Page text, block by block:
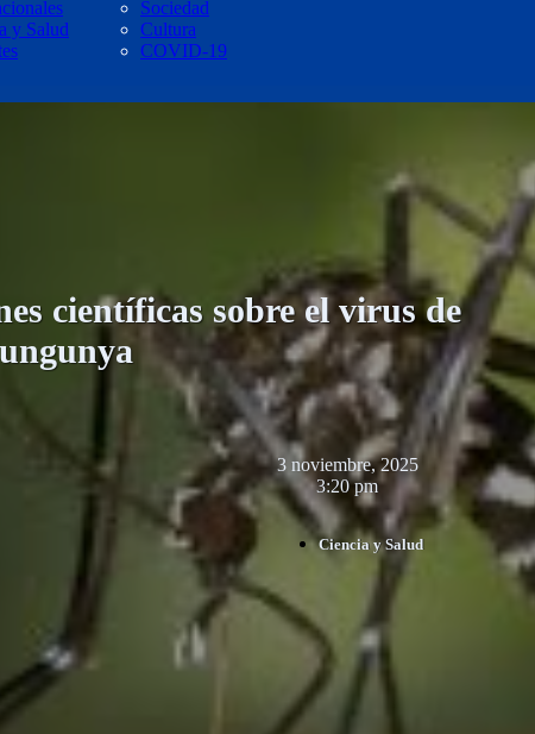
Sociedad
y Salud
Cultura
COVID-19
científicas sobre el virus de
3 noviembre, 2025
3:20 pm
Ciencia y Salud